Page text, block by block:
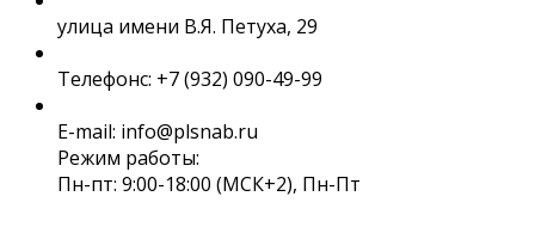
улица имени В.Я. Петуха, 29
Телефонс: +7 (932) 090-49-99
E-mail: info@plsnab.ru
Режим работы:
Пн-пт: 9:00-18:00 (МСК+2), Пн-Пт